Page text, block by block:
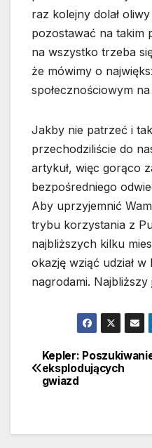
raz kolejny dolał
pozostawać na takim
na wszystko trzeba
że mówimy o
społecznościowym na
Jakby nie patrzeć i
przechodziliście do
artykuł, więc gorąco
bezpośredniego
Aby uprzyjemnić
trybu korzystania z
najbliższych kilku
okazję wziąć udział
nagrodami. Najbliższy
Nawigacja
wpisu
Kepler:
eksplodujących
gwiazd